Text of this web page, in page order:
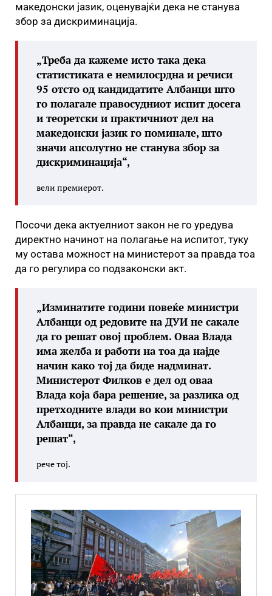
македонски јазик, оценувајќи дека не станува
збор за дискриминација.
„Треба да кажеме исто така дека
статистиката е немилосрдна и речиси
95 отсто од кандидатите Албанци што
го полагале правосудниот испит досега
и теоретски и практичниот дел на
македонски јазик го поминале, што
значи апсолутно не станува збор за
дискриминација“,
вели премиерот.
Посочи дека актуелниот закон не го уредува
директно начинот на полагање на испитот, туку
му остава можност на министерот за правда тоа
да го регулира со подзаконски акт.
„Изминатите години повеќе министри
Албанци од редовите на ДУИ не сакале
да го решат овој проблем. Оваа Влада
има желба и работи на тоа да најде
начин како тој да биде надминат.
Министерот Филков е дел од оваа
Влада која бара решение, за разлика од
претходните влади во кои министри
Албанци, за правда не сакале да го
решат“,
рече тој.